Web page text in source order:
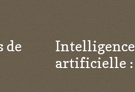
de
Intelligence
artificielle :